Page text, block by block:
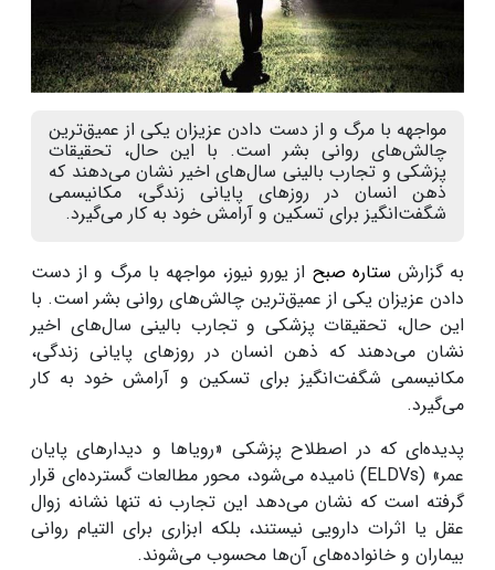
مواجهه با مرگ و از دست دادن عزیزان یکی از عمیق‌ترین
چالش‌های روانی بشر است. با این حال، تحقیقات
پزشکی و تجارب بالینی سال‌های اخیر نشان می‌دهند که
ذهن انسان در روزهای پایانی زندگی، مکانیسمی
شگفت‌انگیز برای تسکین و آرامش خود به کار می‌گیرد.
به گزارش ستاره صبح از یورو نیوز، مواجهه با مرگ و از دست
دادن عزیزان یکی از عمیق‌ترین چالش‌های روانی بشر است. با
این حال، تحقیقات پزشکی و تجارب بالینی سال‌های اخیر
نشان می‌دهند که ذهن انسان در روزهای پایانی زندگی،
مکانیسمی شگفت‌انگیز برای تسکین و آرامش خود به کار
می‌گیرد.
پدیده‌ای که در اصطلاح پزشکی «رویاها و دیدارهای پایان
عمر» (ELDVs) نامیده می‌شود، محور مطالعات گسترده‌ای قرار
گرفته است که نشان می‌دهد این تجارب نه تنها نشانه زوال
عقل یا اثرات دارویی نیستند، بلکه ابزاری برای التیام روانی
بیماران و خانواده‌های آن‌ها محسوب می‌شوند.